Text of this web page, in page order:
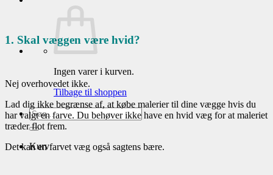
Ingen varer i kurven.
Tilbage til shoppen
Søg
efter:
Kurv
1. Skal væggen være hvid?
Nej overhovedet ikke.
Lad dig ikke begrænse af, at købe malerier til dine vægge hvis du
har valgt en farve. Du behøver ikke have en hvid væg for at maleriet
træder flot frem.
Det kan en farvet væg også sagtens bære.